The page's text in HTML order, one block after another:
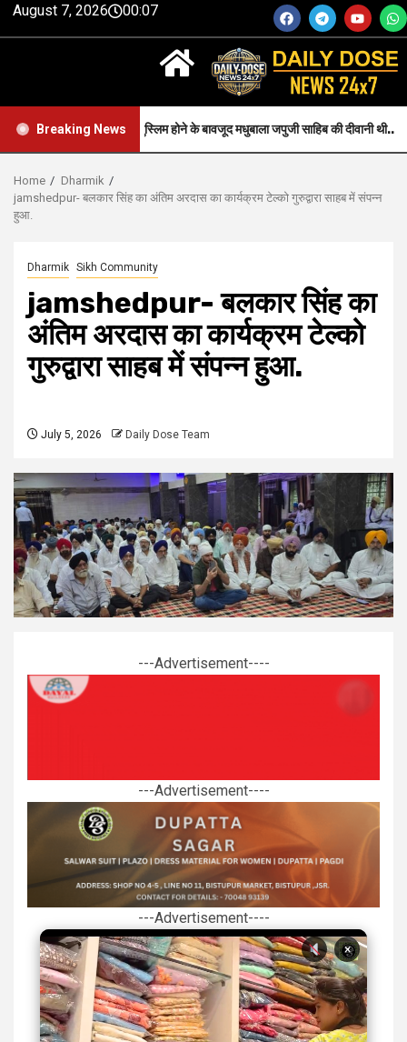
August 7, 2026 00:07
Breaking News
जन्म से मुस्लिम होने के बावजूद मधुबाला जपुजी साहिब की दीवानी थी..
Home
Dharmik
jamshedpur- बलकार सिंह का अंतिम अरदास का कार्यक्रम टेल्को गुरुद्वारा साहब में संपन्न
हुआ.
Dharmik Sikh Community
jamshedpur- बलकार सिंह का
अंतिम अरदास का कार्यक्रम टेल्को
गुरुद्वारा साहब में संपन्न हुआ.
July 5, 2026 Daily Dose Team
---Advertisement----
---Advertisement----
---Advertisement----
×